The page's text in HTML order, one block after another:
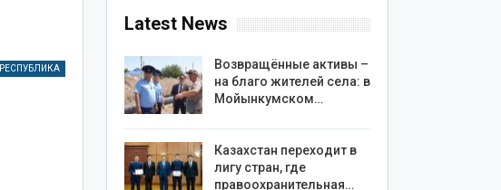
РЕСПУБЛИКА
Latest News
Возвращённые активы –
на благо жителей села: в
Мойынкумском…
Казахстан переходит в
лигу стран, где
правоохранительная…